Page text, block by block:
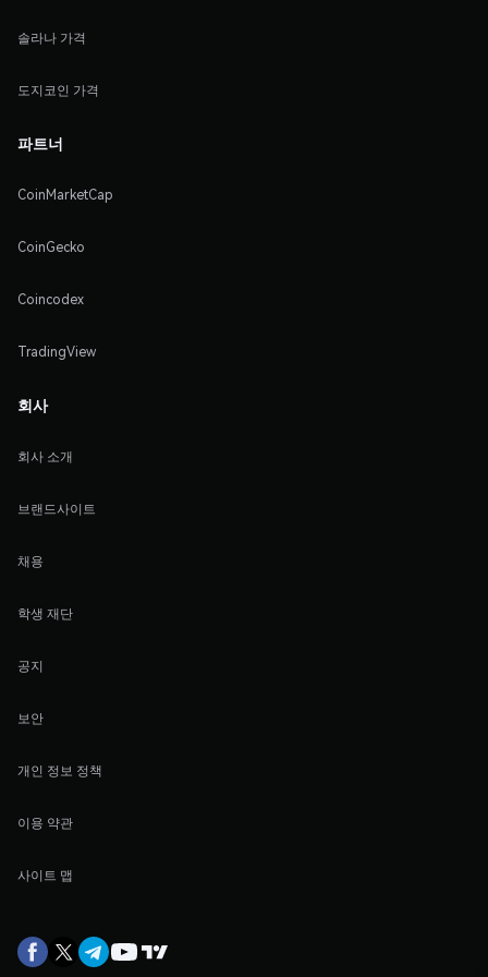
솔라나 가격
도지코인 가격
파트너
CoinMarketCap
CoinGecko
Coincodex
TradingView
회사
회사 소개
브랜드사이트
채용
학생 재단
공지
보안
개인 정보 정책
이용 약관
사이트 맵